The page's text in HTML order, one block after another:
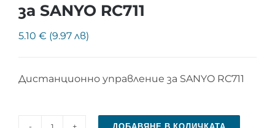
за SANYO RC711
5.10 € (9.97 лв)
Дистанционно управление за SANYO RC711